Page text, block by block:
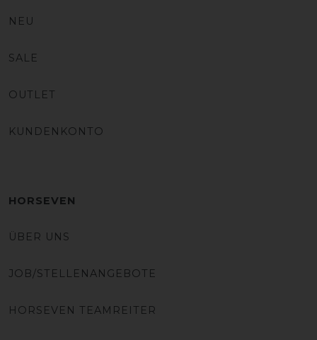
NEU
SALE
OUTLET
KUNDENKONTO
HORSEVEN
ÜBER UNS
JOB/STELLENANGEBOTE
HORSEVEN TEAMREITER